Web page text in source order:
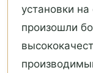
установки
произошли